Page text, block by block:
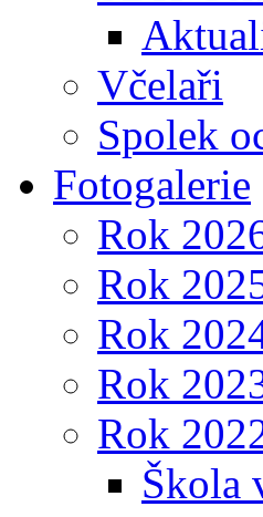
Včelaři
Spolek
Fotogalerie
Rok
Rok
Rok
Rok
Rok
Škola